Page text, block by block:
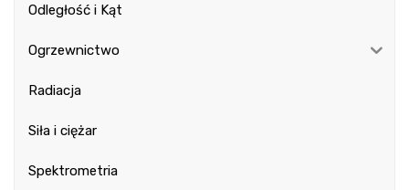
Odległość i Kąt
Ogrzewnictwo
Radiacja
Siła i ciężar
Spektrometria